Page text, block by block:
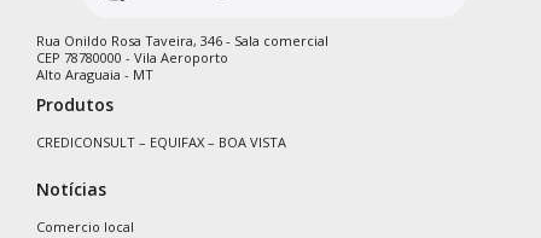
Rua Onildo Rosa Taveira, 346 - Sala comercial
CEP 78780000 - Vila Aeroporto
Alto Araguaia - MT
Produtos
CREDICONSULT – EQUIFAX – BOA VISTA
Notícias
Comercio local